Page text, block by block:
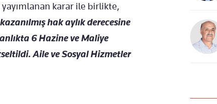
yayımlanan karar ile birlikte,
hak aylık derecesine
6 Hazine ve Maliye
Aile ve Sosyal Hizmetler